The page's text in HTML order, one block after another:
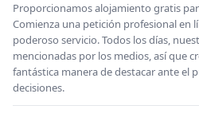
Proporcionamos alojamiento gratis
Comienza una petición profesional en
poderoso servicio. Todos los días,
mencionadas por los medios, así que
fantástica manera de destacar ante el
decisiones.